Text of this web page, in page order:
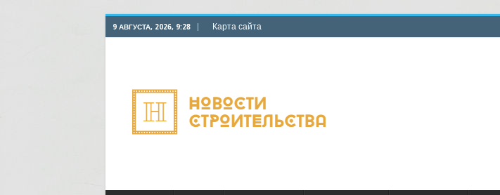
9 АВГУСТА, 2026, 9:28 Карта сайта